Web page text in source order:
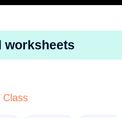
worksheets
Class